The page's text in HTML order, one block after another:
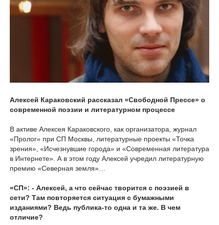
Алексей Караковский рассказал «Свободной Прессе» о
современной поэзии и литературном процессе
В активе Алексея Караковского, как организатора, журнал
«Пролог» при СП Москвы, литературные проекты «Точка
зрения», «Исчезнувшие города» и «Современная литература
в Интернете». А в этом году Алексей учредил литературную
премию «Северная земля»…
«СП»: - Алексей, а что сейчас творится с поэзией в
сети? Там повторяется ситуация с бумажными
изданиями? Ведь публика-то одна и та же. В чем
отличие?